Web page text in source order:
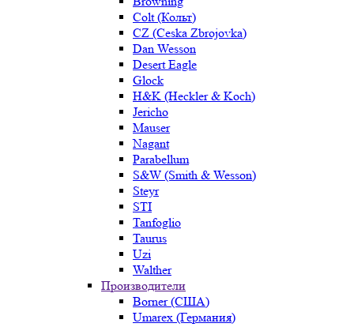
Colt (Кольт)
CZ (Ceska Zbrojovka)
Dan Wesson
Desert Eagle
Glock
H&K (Heckler & Koch)
Jericho
Mauser
Nagant
Parabellum
S&W (Smith & Wesson)
Steyr
STI
Tanfoglio
Taurus
Uzi
Walther
Производители
Borner (США)
Umarex (Германия)